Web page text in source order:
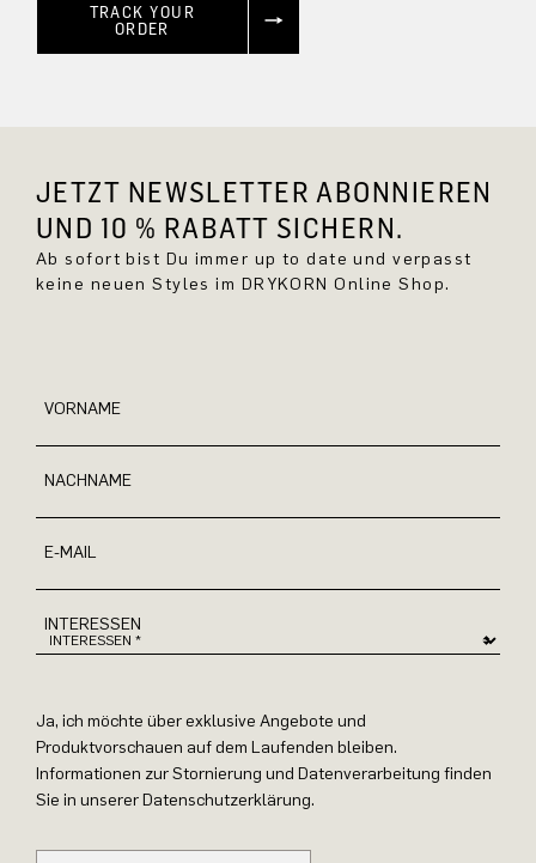
TRACK YOUR
ORDER
JETZT NEWSLETTER ABONNIEREN
UND 10 % RABATT SICHERN.
Ab sofort bist Du immer up to date und verpasst
keine neuen Styles im DRYKORN Online Shop.
VORNAME
NACHNAME
E-MAIL
INTERESSEN
Ja, ich möchte über exklusive Angebote und
Produktvorschauen auf dem Laufenden bleiben.
Informationen zur Stornierung und Datenverarbeitung finden
Sie in unserer Datenschutzerklärung.